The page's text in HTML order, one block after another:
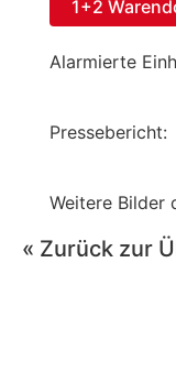
1+2
Alarmierte
Pressebericht:
Weitere Bilder
« Zurück zur